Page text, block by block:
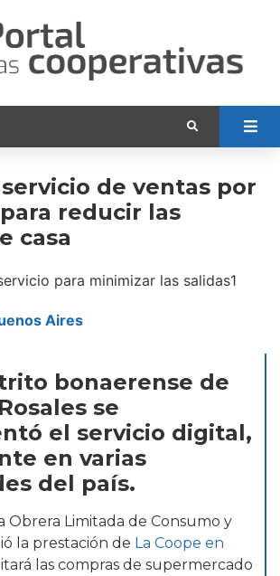
de ventas por
reducir las
casa
Aires
bonaerense de
se
el servicio digital,
en varias
del país.
Obrera Limitada de Consumo y
la prestación de La Coope en
las compras de supermercado